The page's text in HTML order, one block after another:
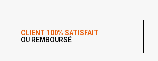
CLIENT 100% SATISFAIT
OU REMBOURSÉ